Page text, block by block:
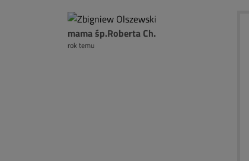
mama śp.Roberta Ch.
rok temu